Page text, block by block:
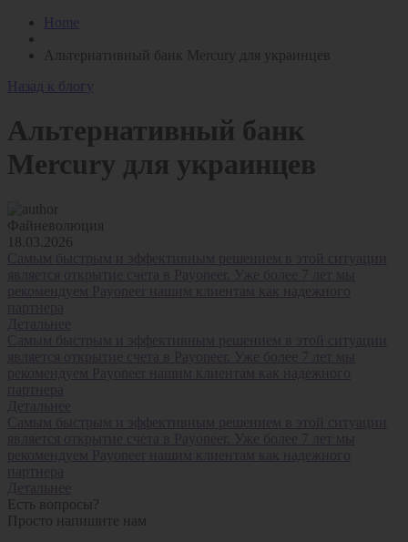
Home
Альтернативный банк Mercury для украинцев
Назад к блогу
Альтернативный банк
Mercury для украинцев
Файневолюция
18.03.2026
Самым быстрым и эффективным решением в этой ситуации
является открытие счета в Payoneer. Уже более 7 лет мы
рекомендуем Payoneer нашим клиентам как надежного
партнера
Детальнее
Самым быстрым и эффективным решением в этой ситуации
является открытие счета в Payoneer. Уже более 7 лет мы
рекомендуем Payoneer нашим клиентам как надежного
партнера
Детальнее
Самым быстрым и эффективным решением в этой ситуации
является открытие счета в Payoneer. Уже более 7 лет мы
рекомендуем Payoneer нашим клиентам как надежного
партнера
Детальнее
Есть вопросы?
Просто напишите нам